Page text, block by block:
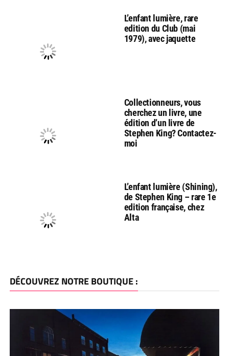
L’enfant lumière, rare
edition du Club (mai
1979), avec jaquette
Collectionneurs, vous
cherchez un livre, une
édition d’un livre de
Stephen King? Contactez-
moi
L’enfant lumière (Shining),
de Stephen King – rare 1e
edition française, chez
Alta
DÉCOUVREZ NOTRE BOUTIQUE :